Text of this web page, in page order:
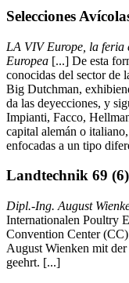
Selecciones
LA VIV Europe, la feria
Europea [...] De esta
conocidas del sector de
Big Dutchman,
da las deyecciones, y
Impianti, Facco,
capital alemán o
enfocadas a un tipo
Landtechnik 69
Dipl.-Ing. August
Internationalen Poultry
Convention Center
August Wienken mit
geehrt. [...]